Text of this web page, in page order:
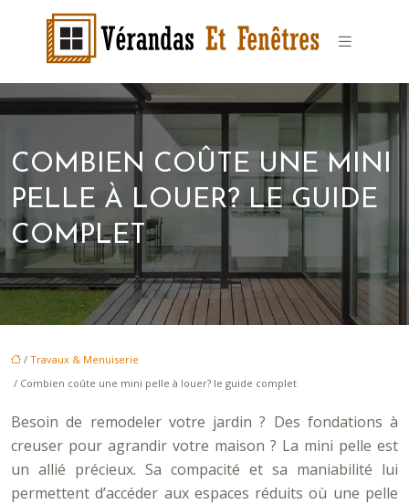
COMBIEN COÛTE UNE MINI
PELLE À LOUER? LE GUIDE
COMPLET
/ Travaux & Menuiserie
/ Combien coûte une mini pelle à louer? le guide complet
Besoin de remodeler votre jardin ? Des fondations à
creuser pour agrandir votre maison ? La mini pelle est
un allié précieux. Sa compacité et sa maniabilité lui
permettent d’accéder aux espaces réduits où une pelle